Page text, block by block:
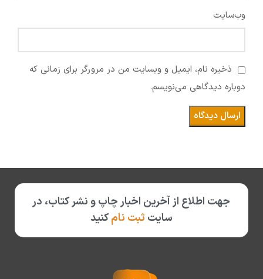
وب‌سایت
ذخیره نام، ایمیل و وبسایت من در مرورگر برای زمانی که
دوباره دیدگاهی می‌نویسم.
جهت اطلاع از آخرین اخبار چاپ و نشر کتاب، در
سایت ثبت نامکنید